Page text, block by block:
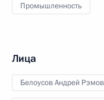
Промышленность
Лица
Белоусов Андрей